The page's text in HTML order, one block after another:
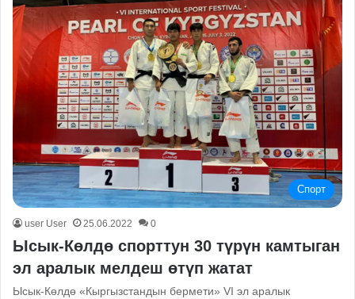
Спорт
user User 25.06.2022 0
Ысык-Көлдө спорттун 30 түрүн камтыган
эл аралык мелдеш өтүп жатат
Ысык-Көлдө «Кыргызстандын бермети» VI эл аралык